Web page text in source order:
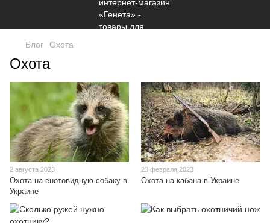
Блог Охота
Охота
2 августа 2023
Охота на енотовидную собаку в
Украине
23 февраля 2023
Охота на кабана в Украине